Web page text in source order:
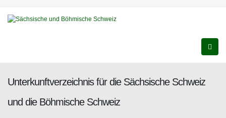
Unterkunftverzeichnis für die Sächsische Schweiz
und die Böhmische Schweiz